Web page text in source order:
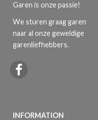
Garen is onze passie!
We sturen graag garen
naar al onze geweldige
garenliefhebbers.
INFORMATION